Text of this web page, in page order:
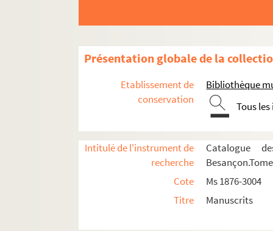
Présentation globale de la
Etablissement de
conservation
Bibliothèque
Tous
Intitulé de l'instrument de
recherche
Catalogue
Cote
Ms 1876-3004
Titre
Manuscrits
Ms 2894. Pierre-Joseph Proudhon.
Ms 2896. Papiers officiels de Pierre-
Ms 2897. Pierre-Joseph Proudhon.
Ms 2898-2904. Pierre-Joseph
Ms 2905-2906. Alfred Darimon. Notes
Ms 2907. Alfred Darimon. Chronologie
Ms 2908-2909. Alfred Darimon. Extraits
Ms 2910. Pierre-Joseph Proudhon. Lettre